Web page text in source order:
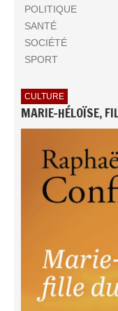
POLITIQUE
SANTÉ
SOCIÉTÉ
SPORT
CULTURE
MARIE-HÉLOÏSE,